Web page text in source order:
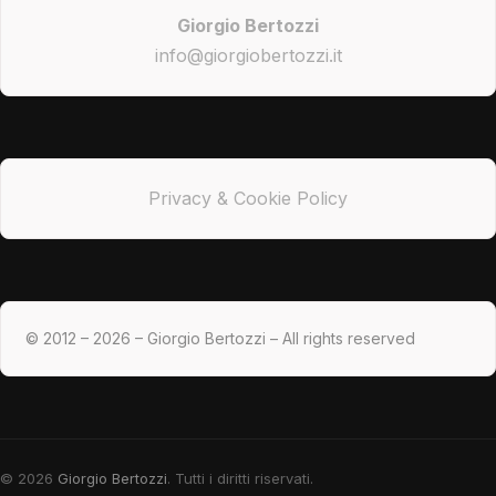
Giorgio Bertozzi
info@giorgiobertozzi.it
Privacy & Cookie Policy
© 2012 – 2026 – Giorgio Bertozzi – All rights reserved
© 2026 Giorgio Bertozzi. Tutti i diritti riservati.